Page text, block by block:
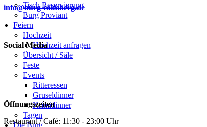
Tisch Reservierung
Burg Proviant
Feiern
Hochzeit
Hochzeit anfragen
Übersicht / Säle
Feste
Events
Ritteressen
Gruseldinner
Krimidinner
Tagen
Die Burg
info@burg-colmberg.de
Social Media
Öffnungszeiten
Restaurant / Café: 11:30 - 23:00 Uhr